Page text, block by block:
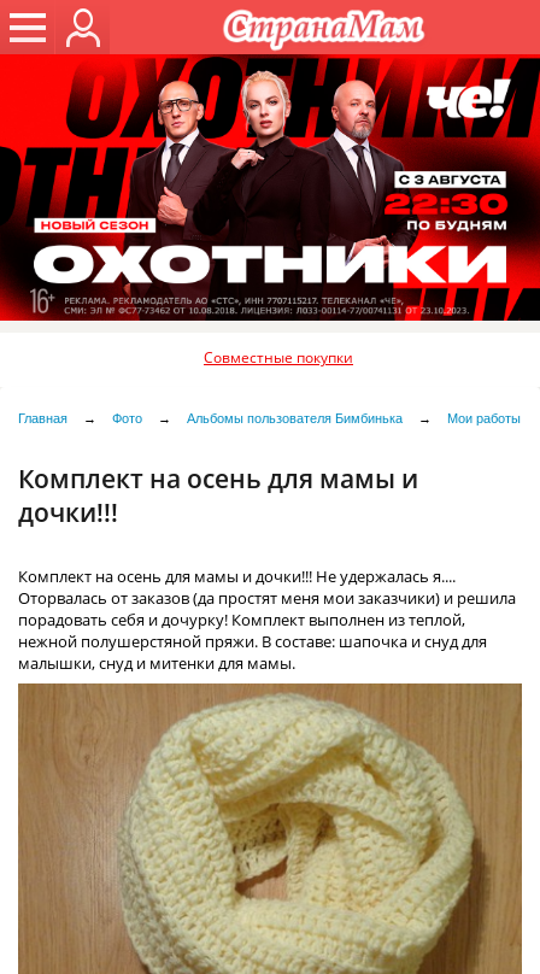
Совместные покупки
Главная → Фото → Альбомы пользователя Бимбинька → Мои работы
Комплект на осень для мамы и
дочки!!!
Комплект на осень для мамы и дочки!!! Не удержалась я....
Оторвалась от заказов (да простят меня мои заказчики) и решила
порадовать себя и дочурку! Комплект выполнен из теплой,
нежной полушерстяной пряжи. В составе: шапочка и снуд для
малышки, снуд и митенки для мамы.